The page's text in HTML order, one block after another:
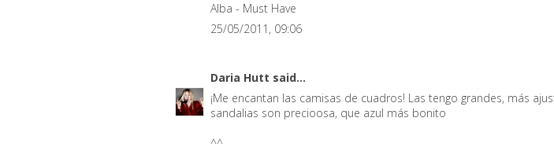
Alba - Must Have
25/05/2011, 09:06
Daria Hutt said...
¡Me encantan las camisas de cuadros! Las tengo grandes, más
sandalias son precioosa, que azul más bonito
^^